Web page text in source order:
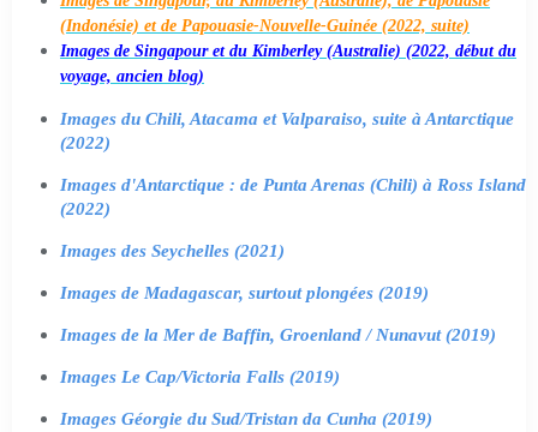
(Indonésie) et de Papouasie-Nouvelle-Guinée (2022, suite)
Images de Singapour et du Kimberley (Australie) (2022, début du
voyage, ancien blog)
Images du Chili, Atacama et Valparaiso, suite à Antarctique
(2022)
Images d'Antarctique : de Punta Arenas (Chili) à Ross Island
(2022)
Images des Seychelles (2021)
Images de Madagascar, surtout plongées (2019)
Images de la Mer de Baffin, Groenland / Nunavut (2019)
Images Le Cap/Victoria Falls (2019)
Images Géorgie du Sud/Tristan da Cunha (2019)